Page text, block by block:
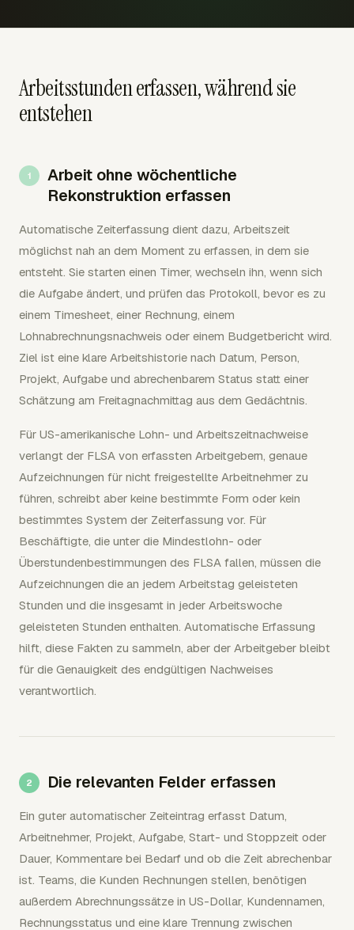
Arbeitsstunden erfassen, während sie
entstehen
Arbeit ohne wöchentliche
Rekonstruktion erfassen
Automatische Zeiterfassung dient dazu, Arbeitszeit
möglichst nah an dem Moment zu erfassen, in dem sie
entsteht. Sie starten einen Timer, wechseln ihn, wenn sich
die Aufgabe ändert, und prüfen das Protokoll, bevor es zu
einem Timesheet, einer Rechnung, einem
Lohnabrechnungsnachweis oder einem Budgetbericht wird.
Ziel ist eine klare Arbeitshistorie nach Datum, Person,
Projekt, Aufgabe und abrechenbarem Status statt einer
Schätzung am Freitagnachmittag aus dem Gedächtnis.
Für US-amerikanische Lohn- und Arbeitszeitnachweise
verlangt der FLSA von erfassten Arbeitgebern, genaue
Aufzeichnungen für nicht freigestellte Arbeitnehmer zu
führen, schreibt aber keine bestimmte Form oder kein
bestimmtes System der Zeiterfassung vor. Für
Beschäftigte, die unter die Mindestlohn- oder
Überstundenbestimmungen des FLSA fallen, müssen die
Aufzeichnungen die an jedem Arbeitstag geleisteten
Stunden und die insgesamt in jeder Arbeitswoche
geleisteten Stunden enthalten. Automatische Erfassung
hilft, diese Fakten zu sammeln, aber der Arbeitgeber bleibt
für die Genauigkeit des endgültigen Nachweises
verantwortlich.
Die relevanten Felder erfassen
Ein guter automatischer Zeiteintrag erfasst Datum,
Arbeitnehmer, Projekt, Aufgabe, Start- und Stoppzeit oder
Dauer, Kommentare bei Bedarf und ob die Zeit abrechenbar
ist. Teams, die Kunden Rechnungen stellen, benötigen
außerdem Abrechnungssätze in US-Dollar, Kundennamen,
Rechnungsstatus und eine klare Trennung zwischen